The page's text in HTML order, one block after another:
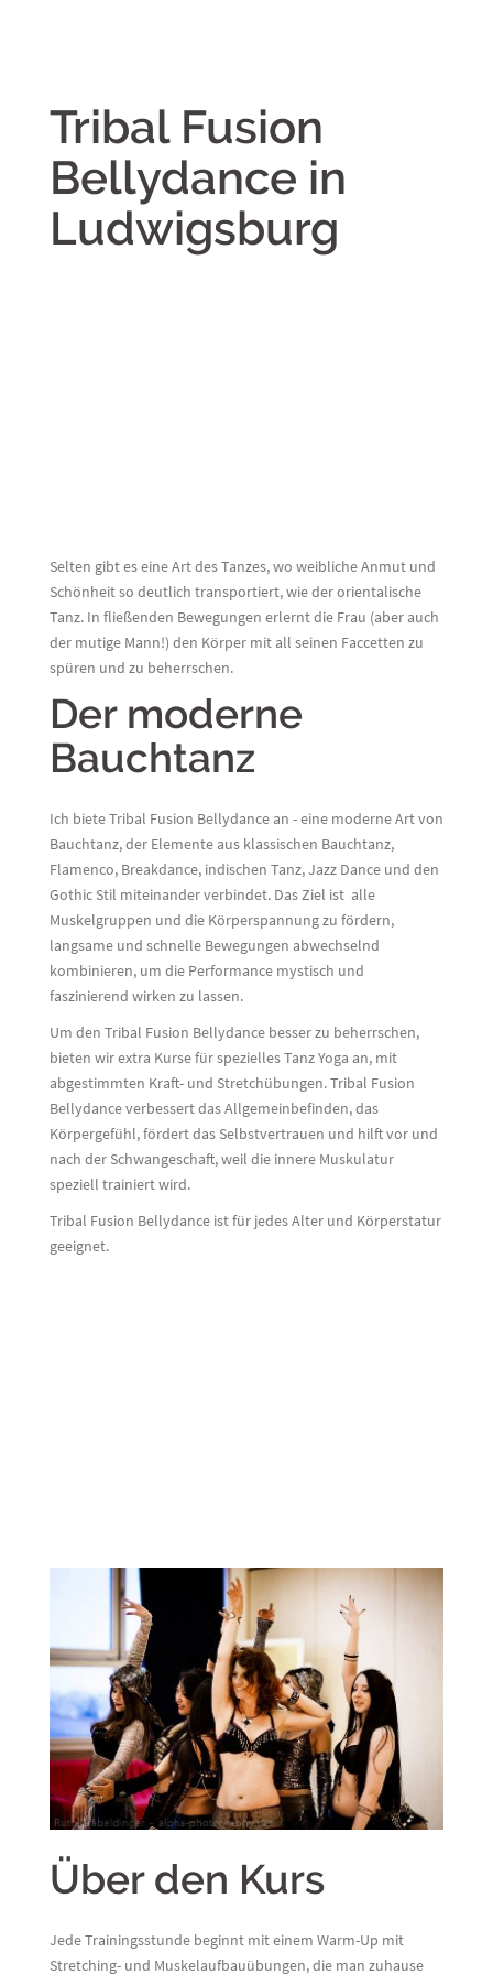
Tribal Fusion
Bellydance in
Ludwigsburg
Selten gibt es eine Art des Tanzes, wo weibliche Anmut und
Schönheit so deutlich transportiert, wie der orientalische
Tanz. In fließenden Bewegungen erlernt die Frau (aber auch
der mutige Mann!) den Körper mit all seinen Faccetten zu
spüren und zu beherrschen.
Der moderne
Bauchtanz
Ich biete Tribal Fusion Bellydance an - eine moderne Art von
Bauchtanz, der Elemente aus klassischen Bauchtanz,
Flamenco, Breakdance, indischen Tanz, Jazz Dance und den
Gothic Stil miteinander verbindet. Das Ziel ist alle
Muskelgruppen und die Körperspannung zu fördern,
langsame und schnelle Bewegungen abwechselnd
kombinieren, um die Performance mystisch und
faszinierend wirken zu lassen.
Um den Tribal Fusion Bellydance besser zu beherrschen,
bieten wir extra Kurse für spezielles Tanz Yoga an, mit
abgestimmten Kraft- und Stretchübungen. Tribal Fusion
Bellydance verbessert das Allgemeinbefinden, das
Körpergefühl, fördert das Selbstvertrauen und hilft vor und
nach der Schwangeschaft, weil die innere Muskulatur
speziell trainiert wird.
Tribal Fusion Bellydance ist für jedes Alter und Körperstatur
geeignet.
Über den Kurs
Jede Trainingsstunde beginnt mit einem Warm-Up mit
Stretching- und Muskelaufbauübungen, die man zuhause